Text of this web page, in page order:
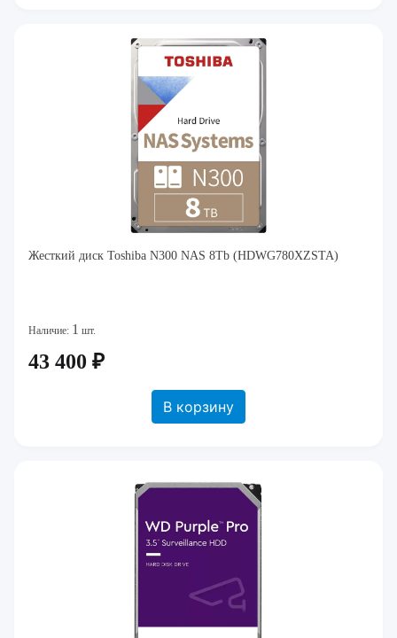
Жесткий диск Toshiba N300 NAS 8Tb (HDWG780XZSTA)
Наличие: 1 шт.
43 400 ₽
В корзину